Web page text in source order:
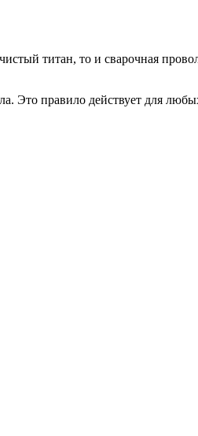
титан, то и сварочная
Это правило действует для